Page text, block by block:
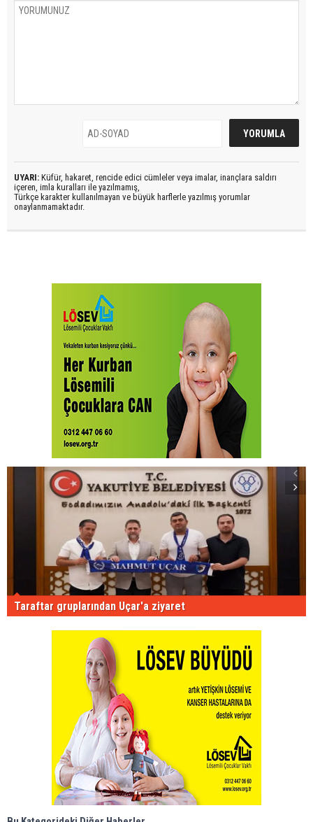
UYARI: Küfür, hakaret, rencide edici cümleler veya imalar, inançlara saldırı
içeren, imla kuralları ile yazılmamış,
Türkçe karakter kullanılmayan ve büyük harflerle yazılmış yorumlar
onaylanmamaktadır.
Taraftar gruplarından Uçar'a ziyaret